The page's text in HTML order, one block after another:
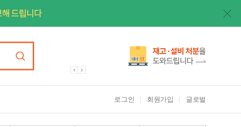
로그인 회원가입 글로벌